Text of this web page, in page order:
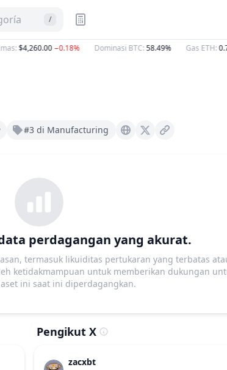
/
:$4,260.00−0.18% Dominasi BTC:58.49% Gas ETH:
#3 di Manufacturing Ico.tefoodint.com X (Twitter)
perdagangan yang akurat.
termasuk likuiditas pertukaran yang terbatas
ketidakmampuan untuk memberikan dukungan
ini saat ini diperdagangkan.
Pengikut X
zacxbt